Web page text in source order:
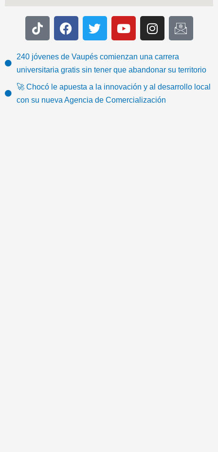
T
i
t
o
k
F
a
e
b
o
o
k
T
w
t
t
e
Y
o
t
u
b
I
n
t
a
g
a
I
c
-
e
240 jóvenes de Vaupés comienzan una carrera
universitaria gratis sin tener que abandonar su territorio
🚀 Chocó le apuesta a la innovación y al desarrollo local
con su nueva Agencia de Comercialización